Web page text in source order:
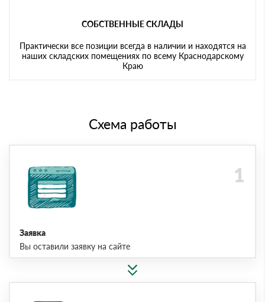
СОБСТВЕННЫЕ СКЛАДЫ
Практически все позиции всегда в наличии и находятся на
наших складских помещениях по всему Краснодарскому
Краю
Схема работы
Заявка
Вы оставили заявку на сайте